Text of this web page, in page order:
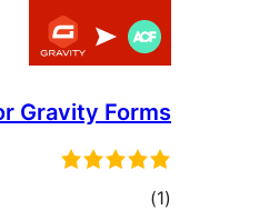
Gravity Forms
(1 דרוגים)